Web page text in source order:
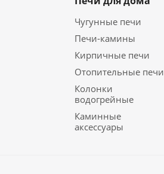
Чугунные печи
Печи-камины
Кирпичные печи
Отопительные печи
Колонки
водогрейные
Каминные
аксессуары